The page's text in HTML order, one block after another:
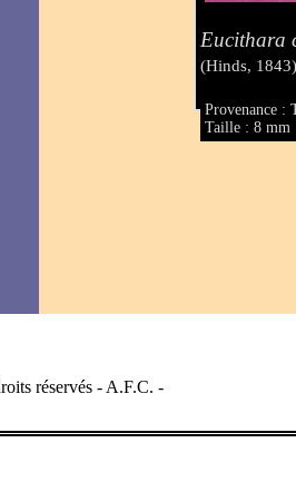
Eucithara
(Hinds,
Provenance :
Taille : 8 mm
réservés - A.F.C. -